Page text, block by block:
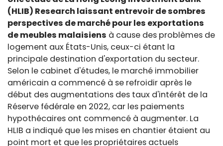
(HLIB) Research laissant entrevoir de sombres
perspectives de marché pour les exportations
de meubles malaisiens à cause des problèmes de
logement aux États-Unis, ceux-ci étant la
principale destination d'exportation du secteur.
Selon le cabinet d'études, le marché immobilier
américain a commencé à se refroidir après le
début des augmentations des taux d'intérêt de la
Réserve fédérale en 2022, car les paiements
hypothécaires ont commencé à augmenter. La
HLIB a indiqué que les mises en chantier étaient au
point mort et que les propriétaires actuels